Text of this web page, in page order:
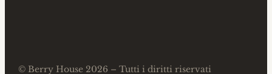
© Berry House 2026 – Tutti i diritti riservati